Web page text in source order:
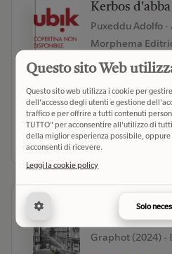
Kerbos d'abba
Puxeddu Adolfo -
Morphema
€ 30,00
Seleziona
Torino vista
Schiavi Simone-
Graphot (2024)-
Questo sito Web
Questo sito web utilizza i cookie per
dell'accesso degli utenti e gestione
traffico e per offrire a tutti contenuti
TUTTO" per acconsentire all'utilizzo di
della miglior esperienza possibile,
acconsenti di ricevere.
Leggi la cookie policy
Solo